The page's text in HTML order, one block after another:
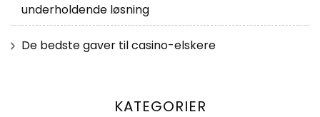
underholdende løsning
De bedste gaver til casino-elskere
KATEGORIER